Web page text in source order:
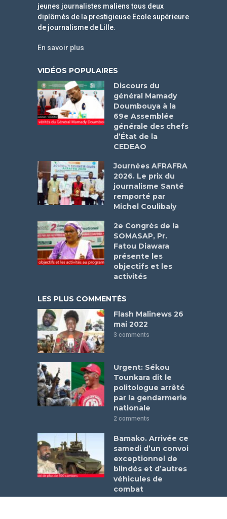
jeunes journalistes maliens tous deux
diplômés de la prestigieuse Ecole supérieure
de journalisme de Lille.
En savoir plus
VIDÉOS POPULAIRES
Discours du
général Mamady
Doumbouya à la
69e Assemblée
générale des chefs
d’État de la
CEDEAO
Journées AFRAFRA
2026. Le prix du
journalisme Santé
remporté par
Michel Coulibaly
2e Congrès de la
SOMASAP, Pr.
Fatou Diawara
présente les
objectifs et les
activités
LES PLUS COMMENTÉS
Flash Malinews 26
mai 2022
3 comments
Urgent: Sékou
Tounkara dit le
politologue arrêté
par la gendarmerie
nationale
2 comments
Bamako. Arrivée ce
samedi d’un convoi
exceptionnel de
blindés et d’autres
véhicules de
combat